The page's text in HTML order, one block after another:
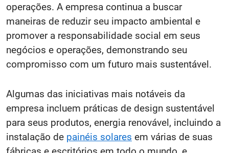
operações. A empresa continua a buscar
maneiras de reduzir seu impacto ambiental e
promover a responsabilidade social em seus
negócios e operações, demonstrando seu
compromisso com um futuro mais sustentável.
Algumas das iniciativas mais notáveis da
empresa incluem práticas de design sustentável
para seus produtos, energia renovável, incluindo a
instalação de painéis solares em várias de suas